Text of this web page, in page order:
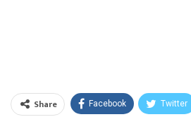
Share Facebook Twitter